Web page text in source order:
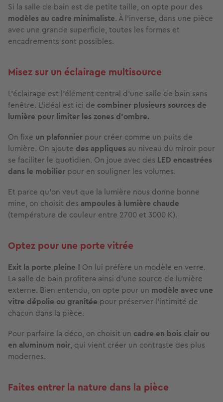
Si la salle de bain est de petite taille, on opte pour des
modèles au cadre minimaliste. À l’inverse, dans une pièce
avec une grande superficie, toutes les formes et
encadrements sont possibles.
Misez sur un éclairage multisource
L’éclairage est l’élément central d’une salle de bain sans
fenêtre. L’idéal est ici de combiner plusieurs sources de
lumière pour limiter les zones d’ombre.
On fixe un plafonnier pour créer comme un puits de
lumière. On ajoute des appliques au niveau du miroir pour
se faciliter le quotidien. On joue avec des LED encastrées
dans le mobilier pour en souligner les volumes.
Et parce qu’on veut que la lumière nous donne bonne
mine, on choisit des ampoules à lumière chaude
(température de couleur entre 2700 et 3000 K).
Optez pour une porte vitrée
Exit la porte pleine ! On lui préfère un modèle en verre.
La salle de bain profitera ainsi d’une source de lumière
externe. Bien entendu, on opte pour un modèle avec une
vitre dépolie ou granitée pour préserver l’intimité de
chacun dans la pièce.
Pour parfaire la déco, on choisit un cadre en bois clair ou
en aluminum noir, qui vient créer un contraste des plus
modernes.
Faites entrer la nature dans la pièce